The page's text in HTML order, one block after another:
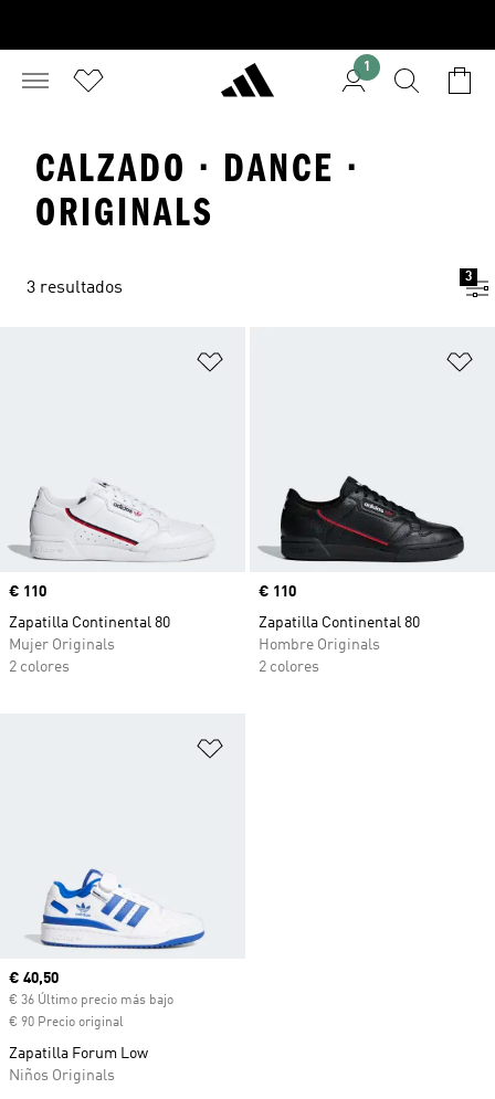
1
CALZADO · DANCE ·
ORIGINALS
3 resultados
3
Precio
€ 110
Zapatilla Continental 80
Mujer Originals
2 colores
Precio
€ 110
Zapatilla Continental 80
Hombre Originals
2 colores
Precio actual
€ 40,50
€ 36 Último precio más bajo
€ 90 Precio original
Zapatilla Forum Low
Niños Originals